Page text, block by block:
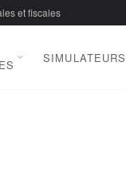
et fiscales
SIMULATEURS